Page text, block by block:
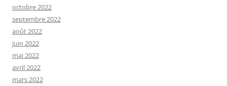
octobre 2022
septembre 2022
août 2022
juin 2022
mai 2022
avril 2022
mars 2022